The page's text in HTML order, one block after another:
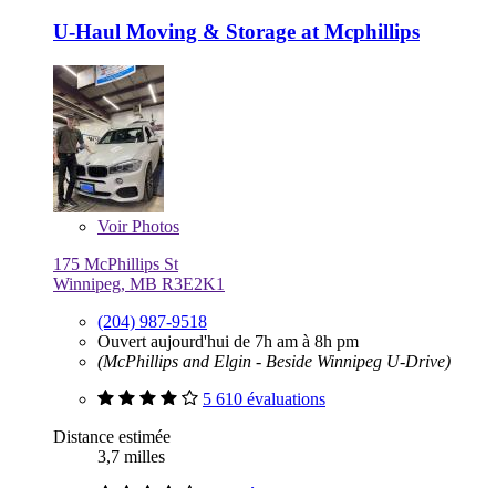
U-Haul Moving & Storage at Mcphillips
VoirPhotos
175 McPhillips St
Winnipeg, MB R3E2K1
(204) 987-9518
Ouvert aujourd'hui de 7h am à 8h pm
(McPhillips and Elgin - Beside Winnipeg U-Drive)
5 610 évaluations
Distance estimée
3,7 milles